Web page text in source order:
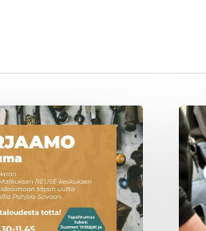
Elävä
–